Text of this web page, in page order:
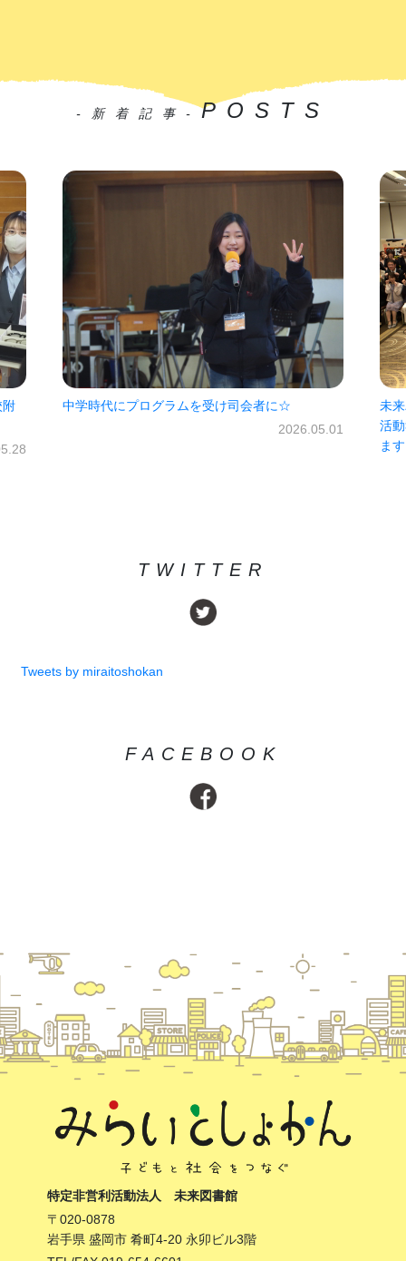
-新着記事-POSTS
未来パスポート300回突破お祝いの会・2025年度
活動報告会 2026年度もよろしくお願いいたし
振
（1
TWITTER
Tweets by miraitoshokan
FACEBOOK
特定非営利活動法人 未来図書館
〒020-0878
岩手県 盛岡市 肴町4-20 永卯ビル3階